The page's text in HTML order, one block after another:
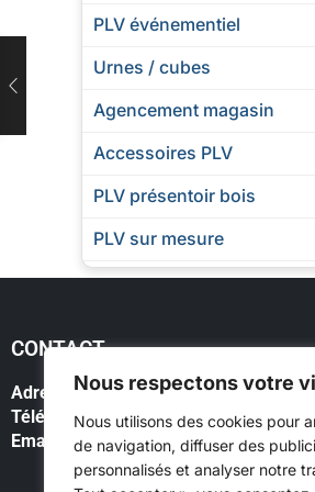
Nous respectons votre
Nous utilisons des cookies pour
de navigation, diffuser des
personnalisés et analyser notre
PLV événementiel
Urnes / cubes
Agencement magasin
Accessoires PLV
PLV présentoir bois
PLV sur mesure
CONTACT
Adresse:14 Rue du Général Quinivet
Téléphone:00 33 (0)2 97 25 41 00
Email:
contact@fnadisplay.com